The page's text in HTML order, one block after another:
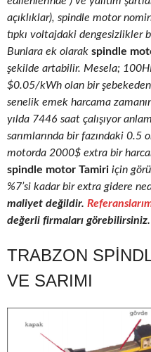
açıklıklar), spindle motor
tıpkı voltajdaki dengesizlikler
Bunlara ek olarak spindle
şekilde artabilir. Mesela;
$0.05/kWh olan bir
senelik emek harcama
yılda 7446 saat çalışıyor
sarımlarında bir fazındaki 0.5
motorda 2000$ extra bir
spindle motor Tamiri için
%7’si kadar bir extra gidere
maliyet değildir.
değerli firmaları görebilirsiniz.
TRABZON
VE SARIMI